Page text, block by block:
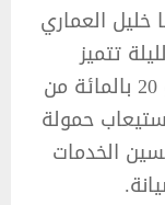
خليل العماري
تتميز
بعديد الخصائص على غرار توفير نحو 20 بالمائة من
حمولة
الخدمات